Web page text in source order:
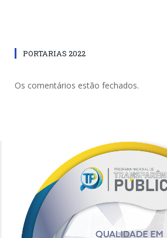
PORTARIAS 2022
Os comentários estão fechados.